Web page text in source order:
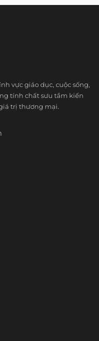
vực giáo dục, cuộc sống,
tính chất sưu tầm kiến
trị thương mại.